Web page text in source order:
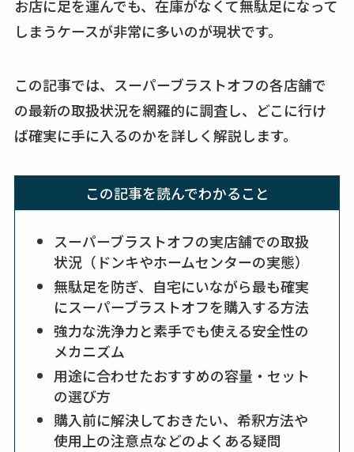
こ？楽天・amazonで
買える？値段や手荒
しまむら布団セット
の料金は？セール・
半額になるのはい
販も調査
karseellはどこで売っ
てる？ロフトやハン
ズで買える？楽天や
amazonなど通販の販
売店も調査
エッセンシャルフラ
売ってない？どこで
など解説
お店に足を運んでも、在庫がなくて無駄足になって
しまうケースが非常に多いのが現状です。
この記事では、スーパーブラストオフの各店舗で
の最新の取扱状況を網羅的に調査し、どこに行け
ば確実に手に入るのかを詳しく解説します。
この記事を読んでわかること
スーパーブラストオフの実店舗での取扱
状況（ドンキやホームセンターの実態）
無駄足を防ぎ、自宅にいながら最も確実
にスーパーブラストオフを購入する方法
強力な洗浄力と素手でも使える安全性の
メカニズム
用途に合わせたおすすめの容量・セット
の選び方
購入前に解決しておきたい、希釈方法や
使用上の注意点などのよくある疑問